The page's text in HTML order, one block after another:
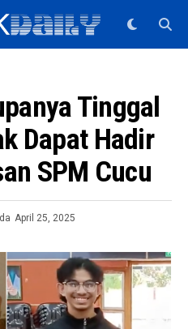
Tinggal
Dapat Hadir
SPM Cucu
April 25, 2025